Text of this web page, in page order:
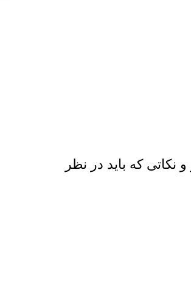
که باید در نظر